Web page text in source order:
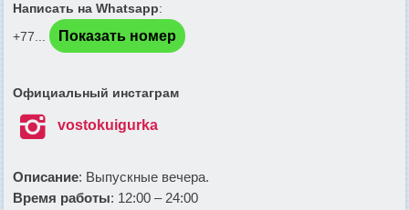
Написать на Whatsapp:
+77...
Показать номер
Официальный инстаграм
 vostokuigurka
Описание: Выпускные вечера.
Время работы: 12:00 – 24:00